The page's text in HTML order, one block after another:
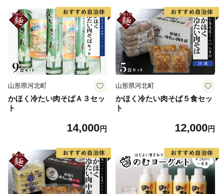
山形県河北町
かほく冷たい肉そばＡ３セッ
ト
14,000円
山形県河北町
かほく冷たい肉そば５食セッ
ト
12,000円